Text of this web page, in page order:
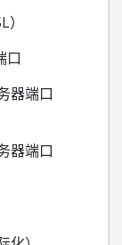
口
器端口
器端口